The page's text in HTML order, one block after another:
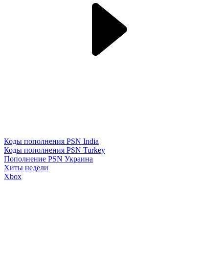
Коды пополнения PSN India
Коды пополнения PSN Turkey
Пополнение PSN Украина
Хиты недели
Xbox